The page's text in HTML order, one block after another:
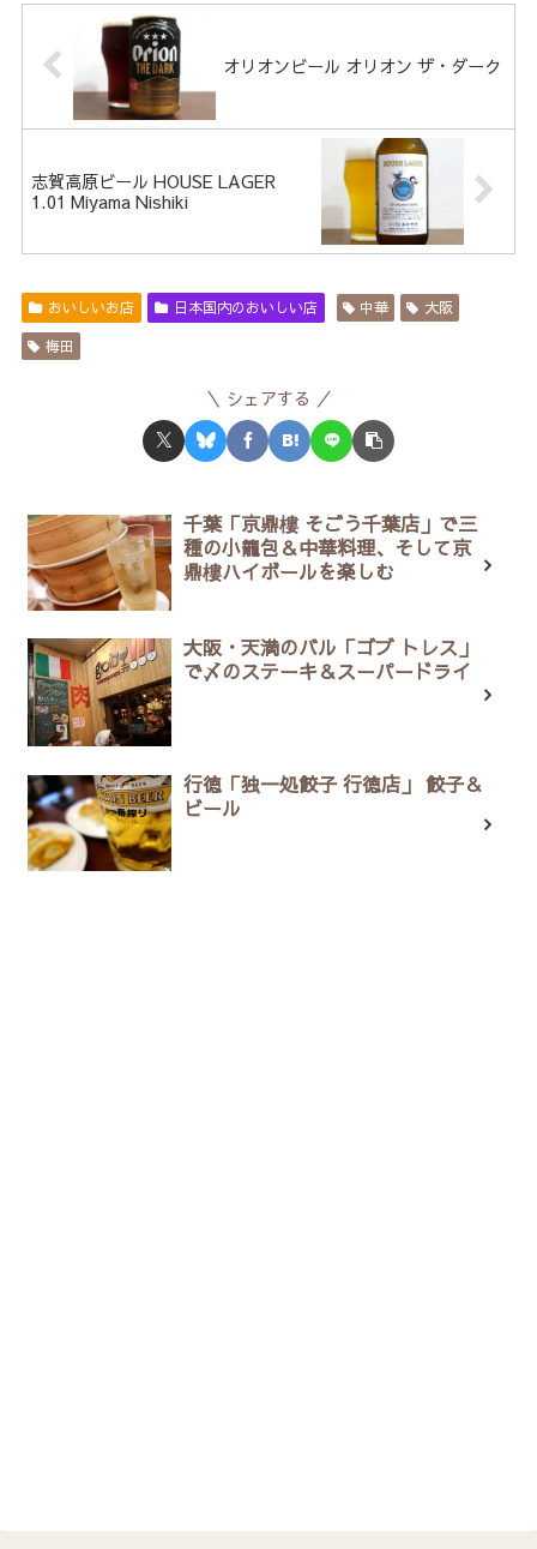
オリオンビール オリオン ザ・ダーク
志賀高原ビール HOUSE LAGER
1.01 Miyama Nishiki
おいしいお店 日本国内のおいしい店 中華
大阪
梅田
シェアする
千葉「京鼎樓 そごう千葉店」で三
種の小籠包＆中華料理、そして京
鼎樓ハイボールを楽しむ
大阪・天満のバル「ゴブ トレス」
で〆のステーキ＆スーパードライ
行徳「独一処餃子 行徳店」 餃子＆
ビール